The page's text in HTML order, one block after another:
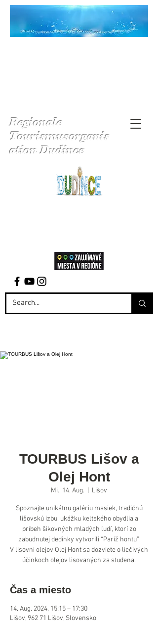
Regionale
Tourismusorganis
ation Dudince
TOURBUS Lišov a
Olej Hont
Mi., 14. Aug. Lišov
Spoznajte unikátnu galériu masiek, tradičnú
lišovskú izbu, ukážku keltského obydlia a
príbeh šikovných mladých ľudí, ktorí zo
zabudnutej dedinky vytvorili “Paríž hontu”.
V lisovni olejov Olej Hont sa dozviete o liečivých
účinkoch olejov lisovaných za studena.
Čas a miesto
14. Aug. 2024, 15:15 – 17:30
Lišov, 962 71 Lišov, Slovensko